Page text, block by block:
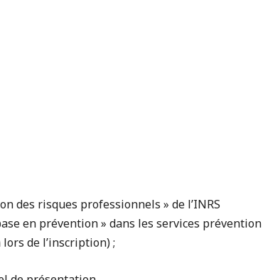
des risques professionnels » de l’INRS
en prévention » dans les services prévention
de l’inscription) ;